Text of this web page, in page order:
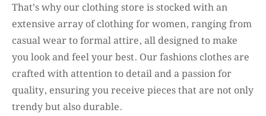
That’s why our clothing store is stocked with an
extensive array of clothing for women, ranging from
casual wear to formal attire, all designed to make
you look and feel your best. Our fashions clothes are
crafted with attention to detail and a passion for
quality, ensuring you receive pieces that are not only
trendy but also durable.